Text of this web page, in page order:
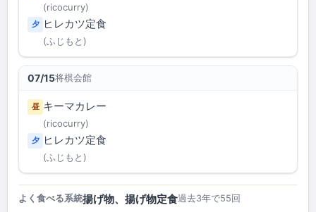
(ricocurry)
夕 ヒレカツ定食
(ふじもと)
07/15将棋会館
昼 キーマカレー
(ricocurry)
夕 ヒレカツ定食
(ふじもと)
よく食べる系統揚げ物、揚げ物定食過去3年で55回